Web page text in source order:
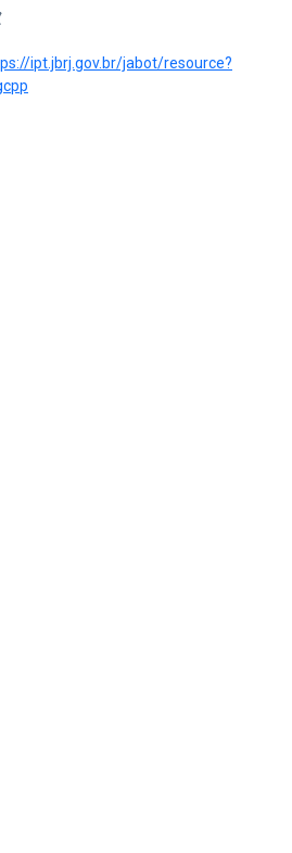
ipt.jbrj.gov.br/jabot/resource?